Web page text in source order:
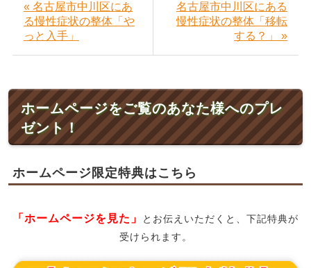
« 名古屋市中川区にあ
る慢性症状の整体「や
っと入手」
名古屋市中川区にある
慢性症状の整体「移転
する？」 »
ホームページをご覧のあなた様へのプレ
ゼント！
ホームページ限定特典はこちら
「ホームページを見た」
とお伝えいただくと、下記特典が
受けられます。